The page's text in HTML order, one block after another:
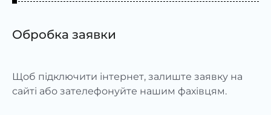
Обробка заявки
Щоб підключити інтернет, залиште заявку на
сайті або зателефонуйте нашим фахівцям.